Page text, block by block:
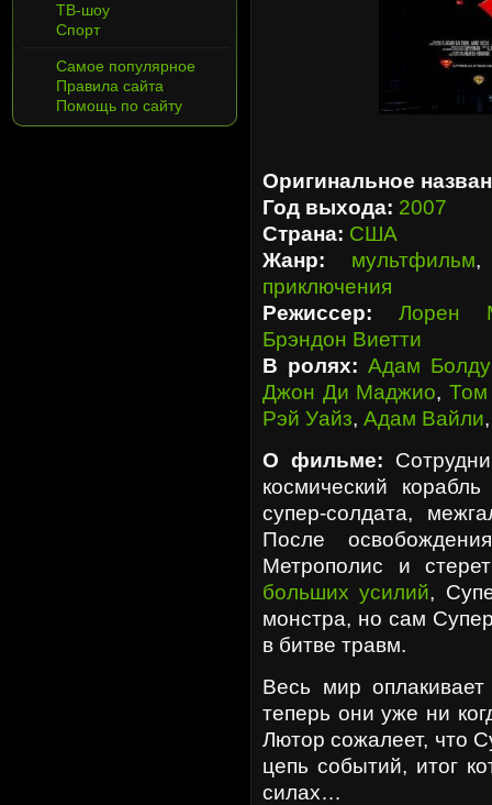
ТВ-шоу
Спорт
Самое популярное
Правила сайта
Помощь по сайту
Оригинальное
Год выхода: 2007
Страна: США
Жанр:
мультфильм
приключения
Режиссер:
Лорен
Брэндон Виетти
В ролях: Адам
Джон Ди Маджио, Том
Рэй Уайз, Адам Вайли
О фильме:
космический
супер-солдата,
После
Метрополис и
больших усилий,
монстра, но сам
в битве травм.
Весь мир
теперь они уже ни
Лютор сожалеет, что
цепь событий, итог
силах…